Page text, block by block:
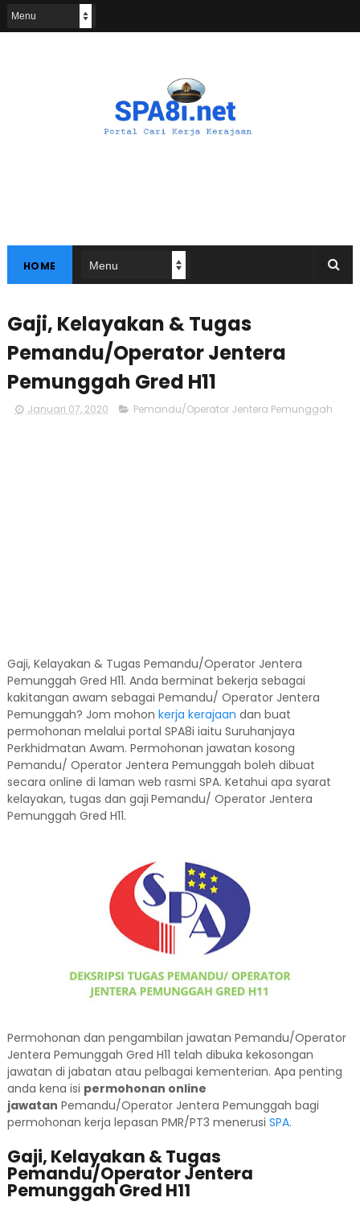
HOME
Gaji, Kelayakan & Tugas
Pemandu/Operator Jentera
Pemunggah Gred H11
Januari 07, 2020 Pemandu/Operator Jentera Pemunggah
Gaji, Kelayakan & Tugas Pemandu/Operator Jentera
Pemunggah Gred H11. Anda berminat bekerja sebagai
kakitangan awam sebagai Pemandu/ Operator Jentera
Pemunggah? Jom mohon kerja kerajaan dan buat
permohonan melalui portal SPA8i iaitu Suruhanjaya
Perkhidmatan Awam. Permohonan jawatan kosong
Pemandu/ Operator Jentera Pemunggah boleh dibuat
secara online di laman web rasmi SPA. Ketahui apa syarat
kelayakan, tugas dan gaji Pemandu/ Operator Jentera
Pemunggah Gred H11.
Permohonan dan pengambilan jawatan Pemandu/Operator
Jentera Pemunggah Gred H11 telah dibuka kekosongan
jawatan di jabatan atau pelbagai kementerian. Apa penting
anda kena isi permohonan online
jawatan Pemandu/Operator Jentera Pemunggah bagi
permohonan kerja lepasan PMR/PT3 menerusi SPA.
Gaji, Kelayakan & Tugas
Pemandu/Operator Jentera
Pemunggah Gred H11